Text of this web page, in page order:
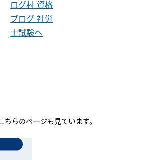
らのページも見ています。